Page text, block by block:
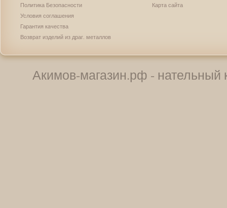
Политика Безопасности
Условия соглашения
Гарантия качества
Возврат изделий из драг. металлов
Карта сайта
Акимов-магазин.рф - нательный